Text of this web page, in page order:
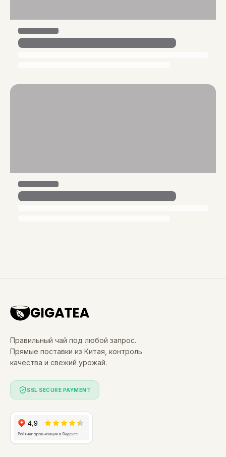
Правильный чай под любой запрос.
Прямые поставки из Китая, контроль
качества и свежий урожай.
SSL SECURE PAYMENT